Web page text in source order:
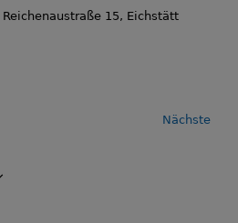
Reichenaustraße 15, Eichstätt
NächsteV